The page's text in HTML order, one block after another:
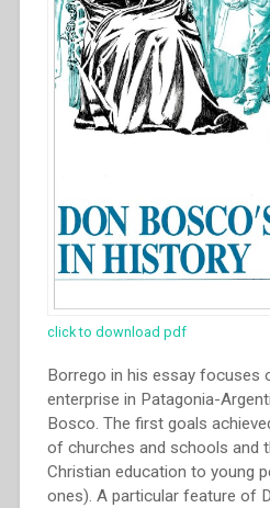
click to download pdf
Borrego in his essay focuses
enterprise in Patagonia-
Bosco. The first goals
of churches and schools and
Christian education to young
ones). A particular feature of